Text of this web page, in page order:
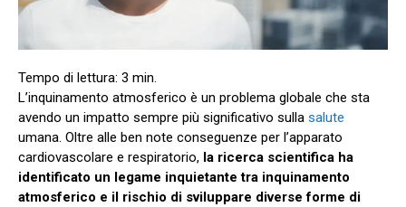
L’inquinamento atmosferico è un problema globale che sta
avendo un impatto sempre più significativo sulla salute
umana. Oltre alle ben note conseguenze per l’apparato
cardiovascolare e respiratorio, la ricerca scientifica ha
identificato un legame inquietante tra inquinamento
atmosferico e il rischio di sviluppare diverse forme di